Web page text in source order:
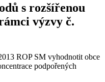
s rozšířenou
výzvy č.
ROP SM vyhodnotit obce
podpořených